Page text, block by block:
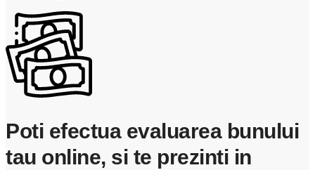
Poti efectua evaluarea bunului
tau online, si te prezinti in